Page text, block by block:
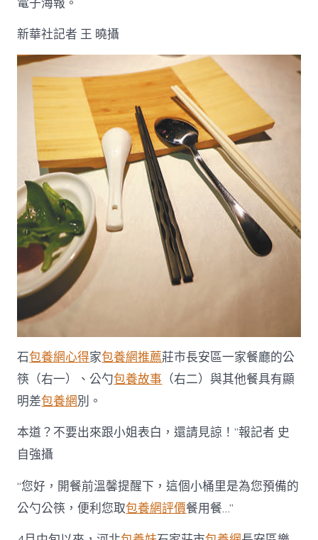
新華社記者 王 曉攝
石包養網心得家包養網推薦莊市長安區一家餐廳的公
筷（右一）、公勺包養故事 （右二）與其他餐具有顯
明差包養網別。
本道？不要出來跟小姐表白，還請見諒！”報記者 史
自強攝
“您好，開餐前溫馨提醒下，這個小桶里是為您預備的
公勺公筷，便利您取包養網評價餐用餐…”